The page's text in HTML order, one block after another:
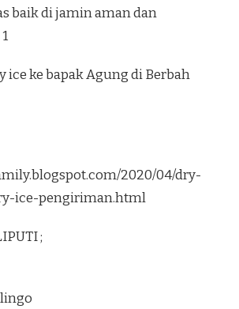
baik di jamin aman dan
ice ke bapak Agung di Berbah
2020/04/dry-
ice-pengiriman.html
;